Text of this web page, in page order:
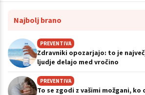
Najbolj brano
PREVENTIVA
Zdravniki opozarjajo: to je
ljudje delajo med vročino
PREVENTIVA
To se zgodi z vašimi možgani,